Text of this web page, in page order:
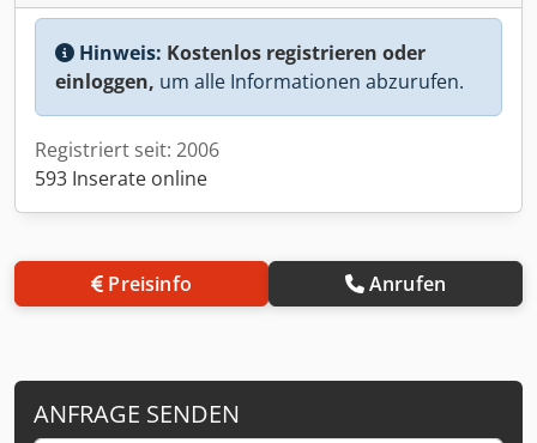
Hinweis: Kostenlos registrieren oder
einloggen, um alle Informationen abzurufen.
Registriert seit: 2006
593 Inserate online
Preisinfo Anrufen
ANFRAGE SENDEN